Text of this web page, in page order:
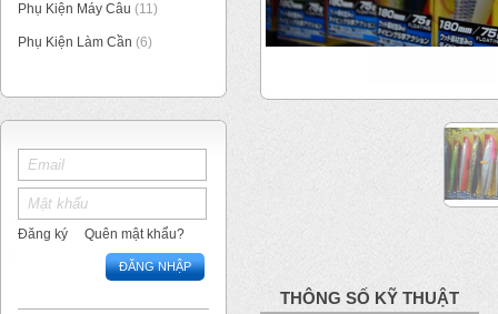
Phụ Kiện Máy Câu (11)
Phụ Kiện Làm Cần (6)
Đăng ký Quên mật khẩu?
ĐĂNG NHẬP
THÔNG SỐ KỸ THUẬT